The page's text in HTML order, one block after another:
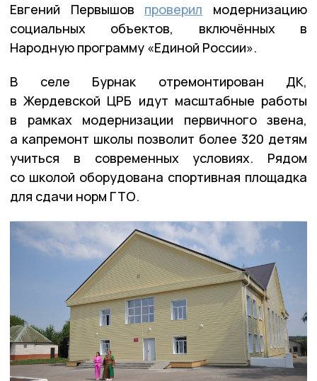
Евгений Первышов проверил модернизацию
социальных объектов, включённых в
Народную программу «Единой России».
В селе Бурнак отремонтирован ДК,
в Жердевской ЦРБ идут масштабные работы
в рамках модернизации первичного звена,
а капремонт школы позволит более 320 детям
учиться в современных условиях. Рядом
со школой оборудована спортивная площадка
для сдачи норм ГТО.